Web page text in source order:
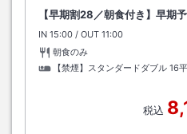
【早期割28／朝食付き】早期
IN チェックイン
15:00 / OUT チェックアウト
11:00
朝食のみ
【禁煙】スタンダードダブル 16
税込